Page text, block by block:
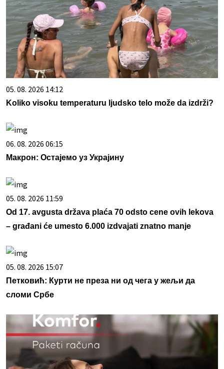
05. 08. 2026 14:12
Koliko visoku temperaturu ljudsko telo može da izdrži?
06. 08. 2026 06:15
Макрон: Остајемо уз Украјину
05. 08. 2026 11:59
Od 17. avgusta država plaća 70 odsto cene ovih lekova
– građani će umesto 6.000 izdvajati znatno manje
05. 08. 2026 15:07
Петковић: Курти не преза ни од чега у жељи да
сломи Србе